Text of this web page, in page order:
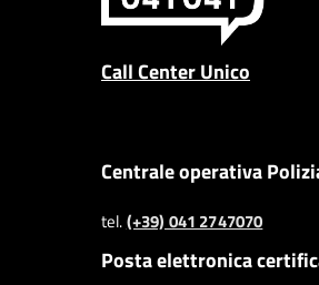
Call Center Unico
Centrale operativa
tel.(+39) 041 2747070
Posta elettronica